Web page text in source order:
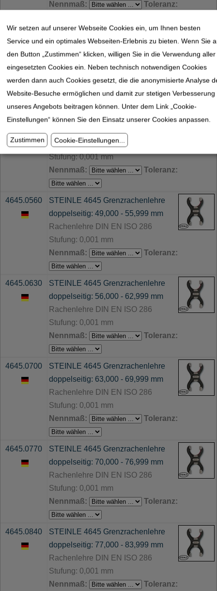
Nennmaß: Toleranz:
doppelseitig: 38,000 - 42,999 mm
Rachenlehre DIN EN ISO 286
Toleranz:
4645.0490
STEINLE 4645 Grenzrachenlehre
Rachenlehre DIN EN ISO 286
Stufung: 0,001 mm
Nennmaß:
Toleranz:
4645.0560
STEINLE 4645 Grenzrachenlehre
doppelseitig: 49,000 - 55,999 mm
Rachenlehre DIN EN ISO 286
Stufung: 0,001 mm
Nennmaß:
Toleranz:
4645.0630
STEINLE 4645 Grenzrachenlehre
doppelseitig: 56,000 - 62,999 mm
Rachenlehre DIN EN ISO 286
Stufung: 0,001 mm
Nennmaß:
Toleranz:
4645.0700
STEINLE 4645 Grenzrachenlehre
doppelseitig: 63,000 - 69,999 mm
Rachenlehre DIN EN ISO 286
Stufung: 0,001 mm
Nennmaß:
Toleranz:
4645.0770
STEINLE 4645 Grenzrachenlehre
doppelseitig: 70,000 - 76,999 mm
Rachenlehre DIN EN ISO 286
Stufung: 0,001 mm
Nennmaß:
Toleranz:
4645.0840
STEINLE 4645 Grenzrachenlehre
doppelseitig: 77,000 - 83,999 mm
Rachenlehre DIN EN ISO 286
Stufung: 0,001 mm
Nennmaß:
Toleranz:
Wir setzen auf unserer Webseite Cookies ein, um Ihnen besten
Service und ein optimales Webseiten-Erlebnis zu bieten. Wenn Sie
den Button „Zustimmen“ klicken, willigen Sie in die Verwendung aller
eingesetzten Cookies ein. Neben technisch notwendigen Cookies
werden dann auch Cookies gesetzt, die die anonymisierte Analyse
Website-Besuche ermöglichen und damit zur stetigen Verbesserung
unseres Angebots beitragen können. Unter dem Link „Cookie-
Einstellungen“ können Sie den Einsatz unserer Cookies anpassen.
Zustimmen Cookie-Einstellungen